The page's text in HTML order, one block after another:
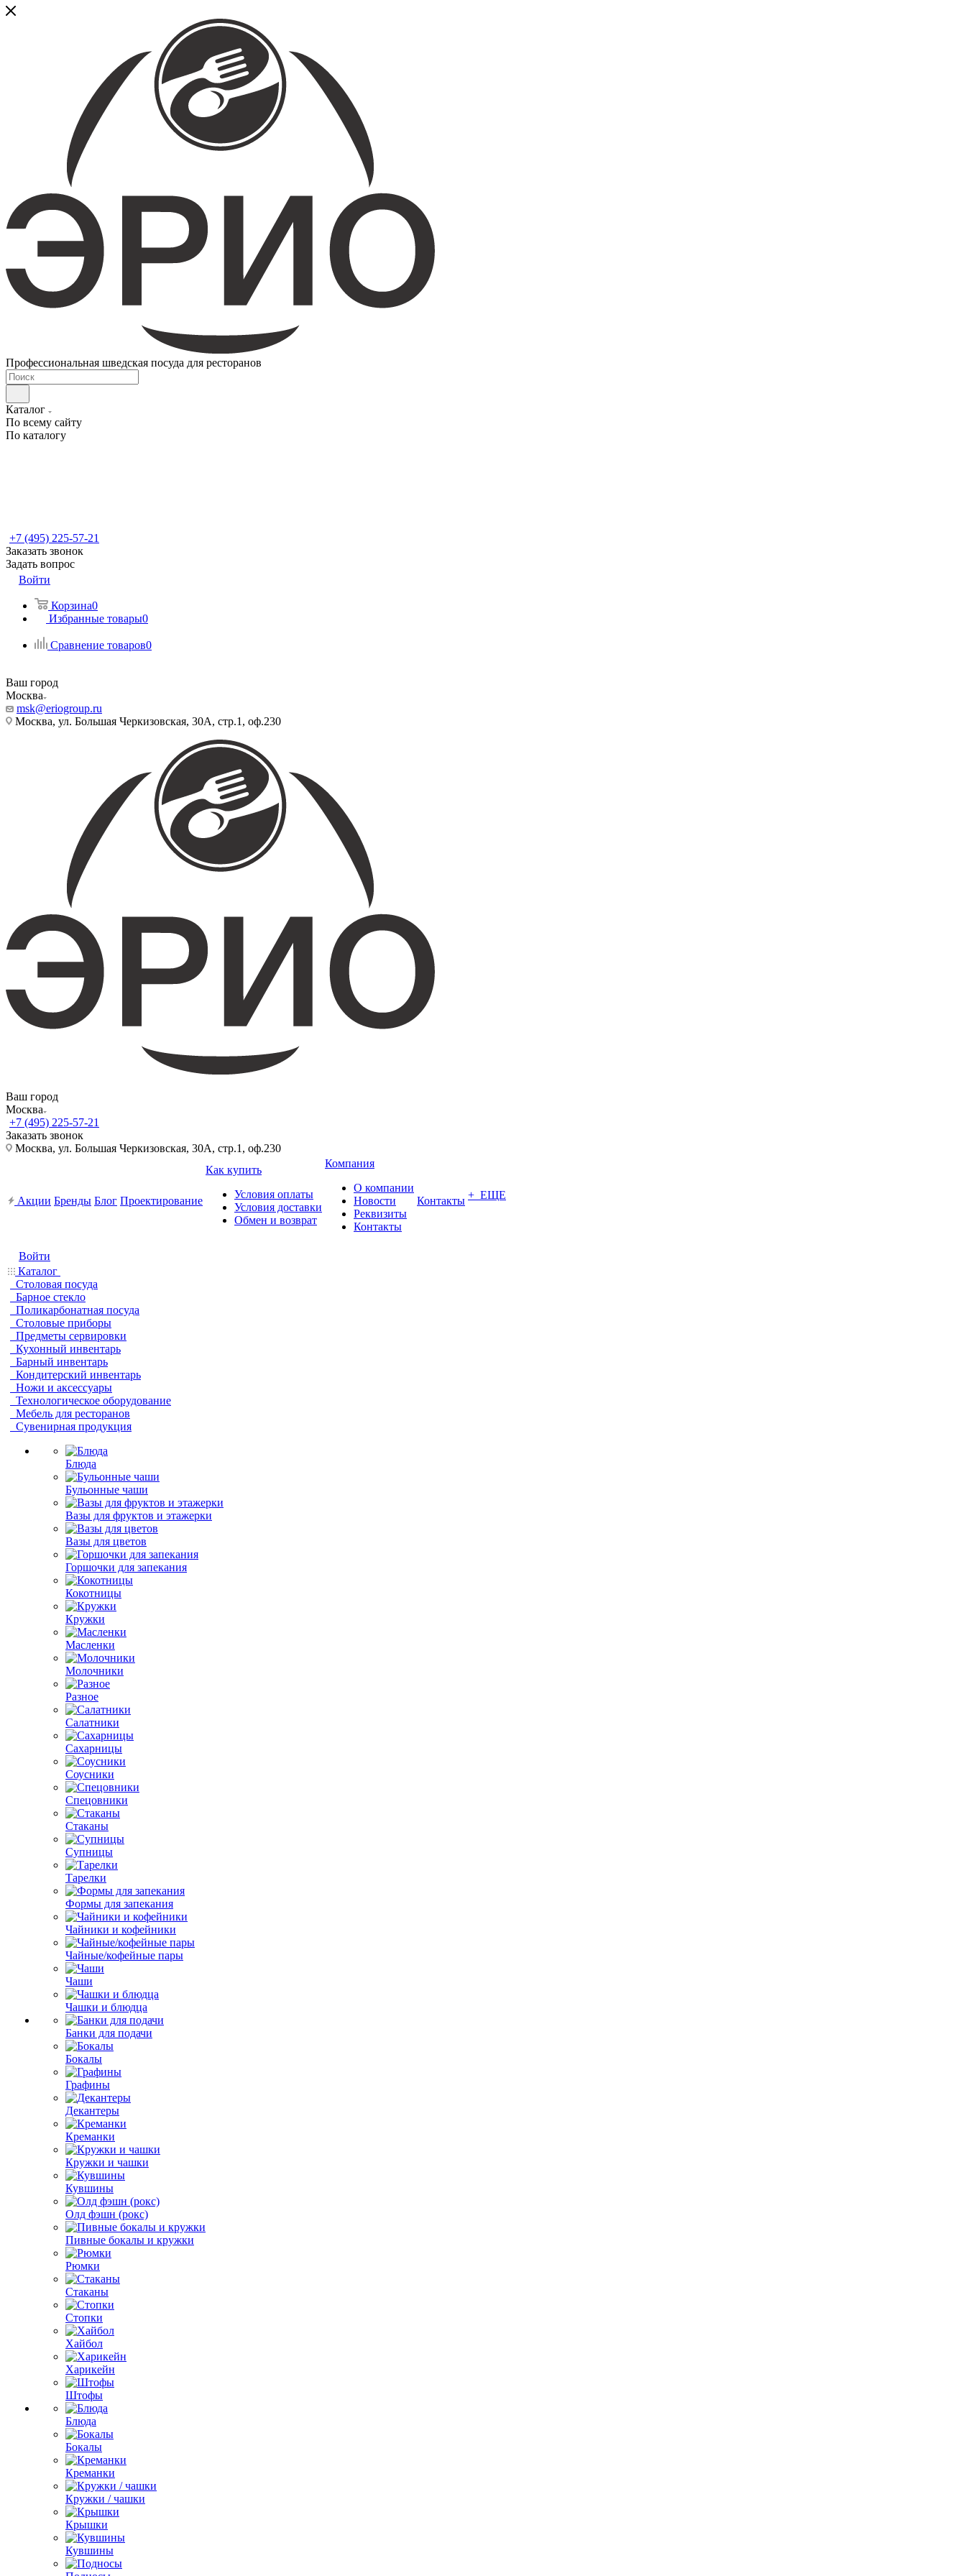
Профессиональная шведская посуда для ресторанов
Каталог
По всему сайту
По каталогу
+7 (495) 225-57-21
Заказать звонок
Задать вопрос
Войти
Корзина0
Избранные товары0
Сравнение товаров0
Ваш город
Москва
msk@eriogroup.ru
Москва, ул. Большая Черкизовская, 30А, стр.1, оф.230
Ваш город
Москва
+7 (495) 225-57-21
Заказать звонок
Москва, ул. Большая Черкизовская, 30А, стр.1, оф.230
Акции Бренды Блог Проектирование
Как купить
Условия оплаты
Условия доставки
Обмен и возврат
Компания
О компании
Новости
Реквизиты
Контакты
Контакты + ЕЩЕ
Войти
Каталог
Столовая посуда
Барное стекло
Поликарбонатная посуда
Столовые приборы
Предметы сервировки
Кухонный инвентарь
Барный инвентарь
Кондитерский инвентарь
Ножи и аксессуары
Технологическое оборудование
Мебель для ресторанов
Сувенирная продукция
Блюда
Бульонные чаши
Вазы для фруктов и этажерки
Вазы для цветов
Горшочки для запекания
Кокотницы
Кружки
Масленки
Молочники
Разное
Салатники
Сахарницы
Соусники
Спецовники
Стаканы
Супницы
Тарелки
Формы для запекания
Чайники и кофейники
Чайные/кофейные пары
Чаши
Чашки и блюдца
Банки для подачи
Бокалы
Графины
Декантеры
Креманки
Кружки и чашки
Кувшины
Олд фэшн (рокс)
Пивные бокалы и кружки
Рюмки
Стаканы
Стопки
Хайбол
Харикейн
Штофы
Блюда
Бокалы
Креманки
Кружки / чашки
Крышки
Кувшины